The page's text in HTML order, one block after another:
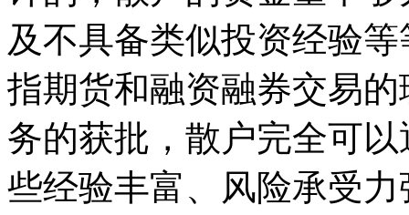
及不具备类似投资经验
指期货和融资融券交易
务的获批，散户完全可
些经验丰富、风险承受